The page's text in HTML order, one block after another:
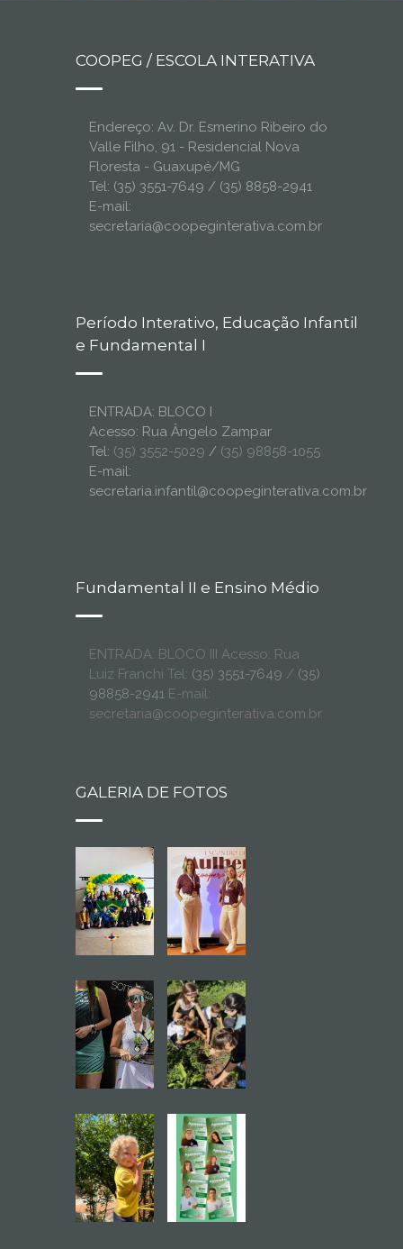
COOPEG / ESCOLA INTERATIVA
Endereço: Av. Dr. Esmerino Ribeiro do
Valle Filho, 91 - Residencial Nova
Floresta - Guaxupé/MG
Tel: (35) 3551-7649 / (35) 8858-2941
E-mail:
secretaria@coopeginterativa.com.br
Período Interativo, Educação Infantil
e Fundamental I
ENTRADA: BLOCO I
Acesso: Rua Ângelo Zampar
Tel: (35) 3552-5029 / (35) 98858-1055
E-mail:
secretaria.infantil@coopeginterativa.com.br
Fundamental II e Ensino Médio
ENTRADA: BLOCO III Acesso: Rua
Luiz Franchi Tel: (35) 3551-7649 / (35)
98858-2941 E-mail:
secretaria@coopeginterativa.com.br
GALERIA DE FOTOS